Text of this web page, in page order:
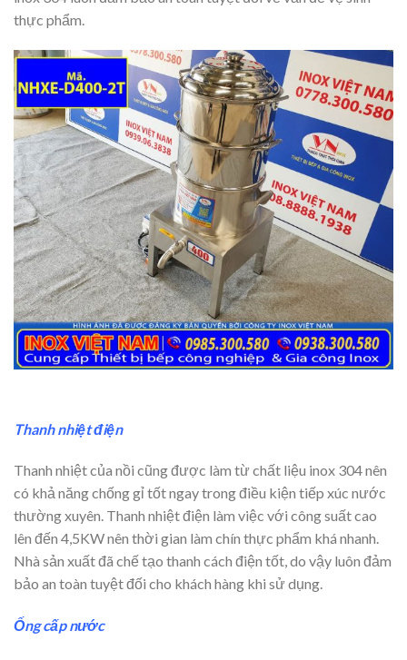
thực phẩm.
Thanh nhiệt điện
Thanh nhiệt của nồi cũng được làm từ chất liệu inox 304 nên
có khả năng chống gỉ tốt ngay trong điều kiện tiếp xúc nước
thường xuyên. Thanh nhiệt điện làm việc với công suất cao
lên đến 4,5KW nên thời gian làm chín thực phẩm khá nhanh.
Nhà sản xuất đã chế tạo thanh cách điện tốt, do vậy luôn đảm
bảo an toàn tuyệt đối cho khách hàng khi sử dụng.
Ống cấp nước